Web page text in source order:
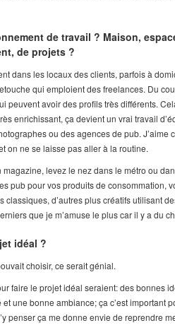
de travail ? Maison,
de projets ?
dans les locaux des clients, parfois à
qui emploient des freelances. Du
peuvent avoir des profils très différents.
enrichissant, ça devient un vrai travail
ou des agences de pub. J’aime
on ne se laisse pas aller à la routine.
levez le nez dans le métro ou
pub pour vos produits de consommation,
classiques, d’autres plus créatifs utilisant
que je m’amuse le plus car il y a du
idéal ?
choisir, ce serait génial.
faire le projet idéal seraient: des bonnes
une bonne ambiance; ça c’est important
penser ça me donne envie de reprendre